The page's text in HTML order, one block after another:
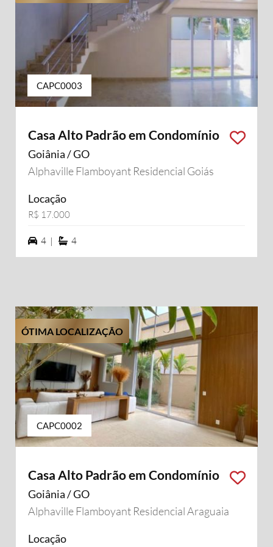
CAPC0003
Casa Alto Padrão em Condomínio
Goiânia / GO
Alphaville Flamboyant Residencial Goiás
Locação
R$ 17.000
4 vagas na garagem
4 | 4 suítes
4
ÓTIMA LOCALIZAÇÃO
CAPC0002
Casa Alto Padrão em Condomínio
Goiânia / GO
Alphaville Flamboyant Residencial Araguaia
Locação